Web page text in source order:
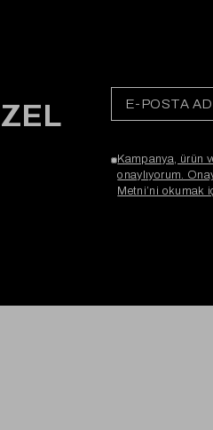
Kampanya, ürün
onaylıyorum.
Metni’ni okumak